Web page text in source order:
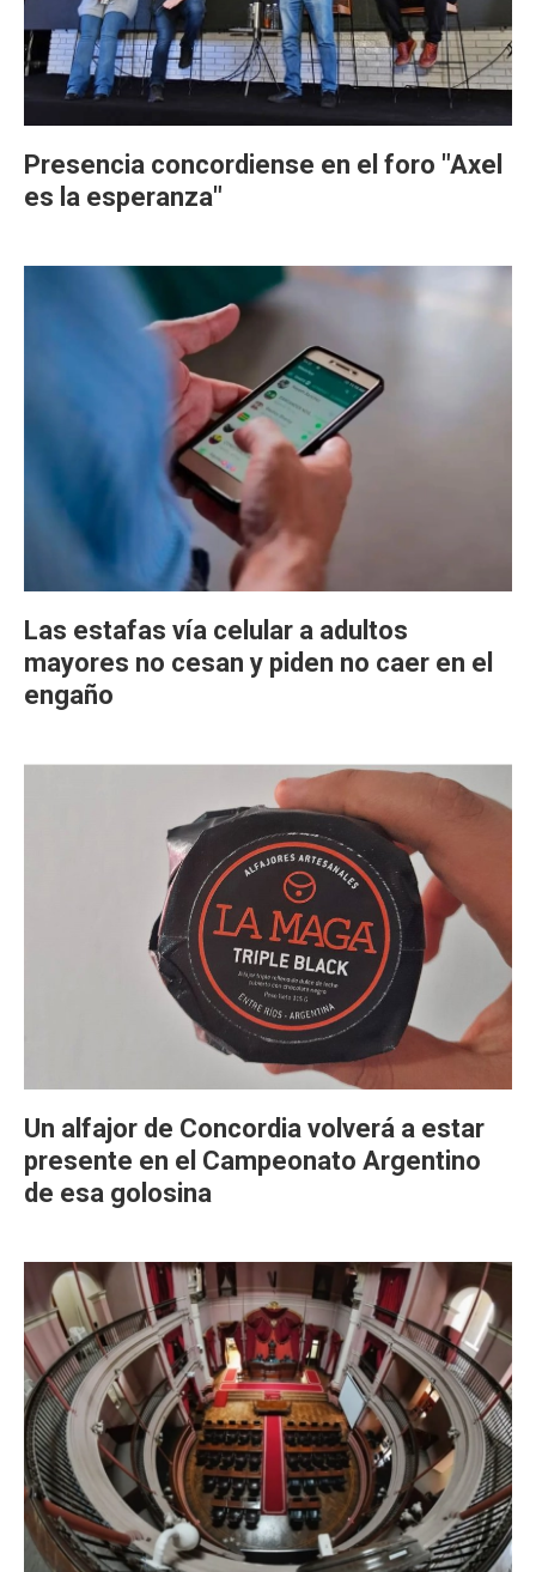
Presencia concordiense en el foro "Axel
es la esperanza"
Las estafas vía celular a adultos
mayores no cesan y piden no caer en el
engaño
Un alfajor de Concordia volverá a estar
presente en el Campeonato Argentino
de esa golosina